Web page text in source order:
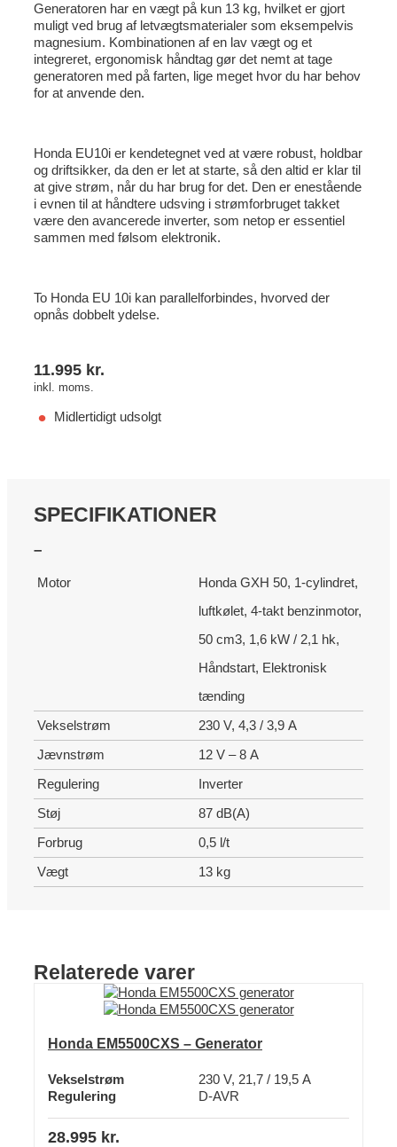
Generatoren har en vægt på kun 13 kg, hvilket er gjort
muligt ved brug af letvægtsmaterialer som eksempelvis
magnesium. Kombinationen af en lav vægt og et
integreret, ergonomisk håndtag gør det nemt at tage
generatoren med på farten, lige meget hvor du har behov
for at anvende den.
Honda EU10i er kendetegnet ved at være robust, holdbar
og driftsikker, da den er let at starte, så den altid er klar til
at give strøm, når du har brug for det. Den er enestående
i evnen til at håndtere udsving i strømforbruget takket
være den avancerede inverter, som netop er essentiel
sammen med følsom elektronik.
To Honda EU 10i kan parallelforbindes, hvorved der
opnås dobbelt ydelse.
11.995 kr.
inkl. moms.
Midlertidigt udsolgt
SPECIFIKATIONER
–
Motor
Honda GXH 50, 1-cylindret,
luftkølet, 4-takt benzinmotor,
50 cm3, 1,6 kW / 2,1 hk,
Håndstart, Elektronisk
tænding
Vekselstrøm
230 V, 4,3 / 3,9 A
Jævnstrøm
12 V – 8 A
Regulering
Inverter
Støj
87 dB(A)
Forbrug
0,5 l/t
Vægt
13 kg
Relaterede varer
Honda EM5500CXS – Generator
Vekselstrøm
230 V, 21,7 / 19,5 A
Regulering
D-AVR
28.995 kr.